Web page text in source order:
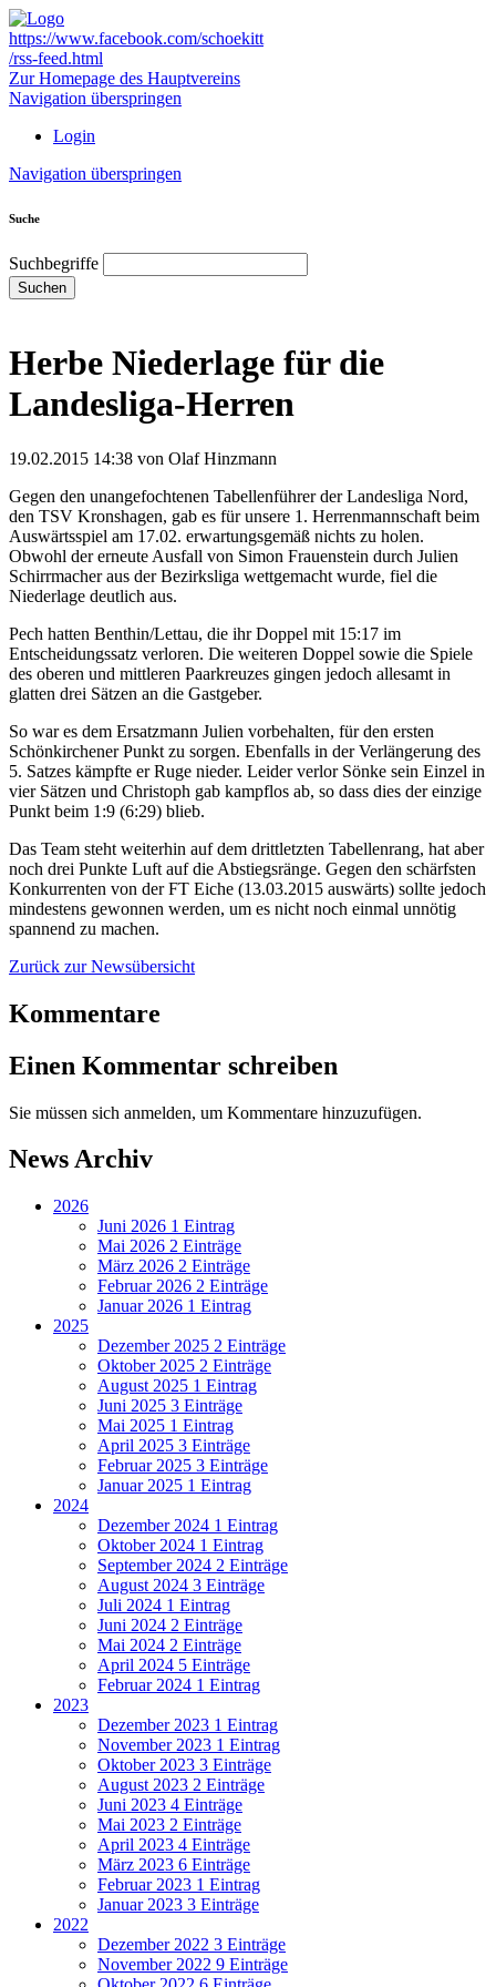
https://www.facebook.com/schoekitt
/rss-feed.html
Zur Homepage des Hauptvereins
Navigation überspringen
Login
Navigation überspringen
Suche
Suchbegriffe
Suchen
Herbe Niederlage für die
Landesliga-Herren
19.02.2015 14:38 von Olaf Hinzmann
Gegen den unangefochtenen Tabellenführer der Landesliga Nord,
den TSV Kronshagen, gab es für unsere 1. Herrenmannschaft beim
Auswärtsspiel am 17.02. erwartungsgemäß nichts zu holen.
Obwohl der erneute Ausfall von Simon Frauenstein durch Julien
Schirrmacher aus der Bezirksliga wettgemacht wurde, fiel die
Niederlage deutlich aus.
Pech hatten Benthin/Lettau, die ihr Doppel mit 15:17 im
Entscheidungssatz verloren. Die weiteren Doppel sowie die Spiele
des oberen und mittleren Paarkreuzes gingen jedoch allesamt in
glatten drei Sätzen an die Gastgeber.
So war es dem Ersatzmann Julien vorbehalten, für den ersten
Schönkirchener Punkt zu sorgen. Ebenfalls in der Verlängerung des
5. Satzes kämpfte er Ruge nieder. Leider verlor Sönke sein Einzel in
vier Sätzen und Christoph gab kampflos ab, so dass dies der einzige
Punkt beim 1:9 (6:29) blieb.
Das Team steht weiterhin auf dem drittletzten Tabellenrang, hat aber
noch drei Punkte Luft auf die Abstiegsränge. Gegen den schärfsten
Konkurrenten von der FT Eiche (13.03.2015 auswärts) sollte jedoch
mindestens gewonnen werden, um es nicht noch einmal unnötig
spannend zu machen.
Zurück zur Newsübersicht
Kommentare
Einen Kommentar schreiben
Sie müssen sich anmelden, um Kommentare hinzuzufügen.
News Archiv
2026
Juni 2026 1 Eintrag
Mai 2026 2 Einträge
März 2026 2 Einträge
Februar 2026 2 Einträge
Januar 2026 1 Eintrag
2025
Dezember 2025 2 Einträge
Oktober 2025 2 Einträge
August 2025 1 Eintrag
Juni 2025 3 Einträge
Mai 2025 1 Eintrag
April 2025 3 Einträge
Februar 2025 3 Einträge
Januar 2025 1 Eintrag
2024
Dezember 2024 1 Eintrag
Oktober 2024 1 Eintrag
September 2024 2 Einträge
August 2024 3 Einträge
Juli 2024 1 Eintrag
Juni 2024 2 Einträge
Mai 2024 2 Einträge
April 2024 5 Einträge
Februar 2024 1 Eintrag
2023
Dezember 2023 1 Eintrag
November 2023 1 Eintrag
Oktober 2023 3 Einträge
August 2023 2 Einträge
Juni 2023 4 Einträge
Mai 2023 2 Einträge
April 2023 4 Einträge
März 2023 6 Einträge
Februar 2023 1 Eintrag
Januar 2023 3 Einträge
2022
Dezember 2022 3 Einträge
November 2022 9 Einträge